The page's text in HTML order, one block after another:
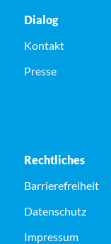
Dialog
Kontakt
Presse
Rechtliches
Barrierefreiheit
Datenschutz
Impressum